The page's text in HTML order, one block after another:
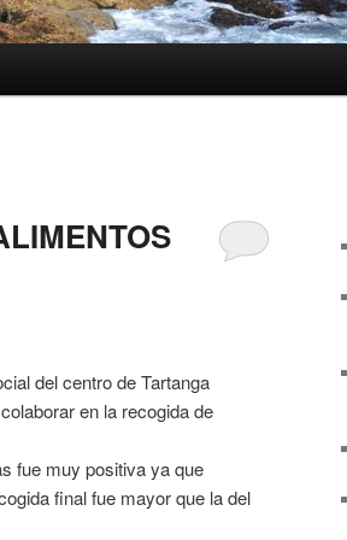
del centro de Tartanga
en la recogida de
fue muy positiva ya que
final fue mayor que la del